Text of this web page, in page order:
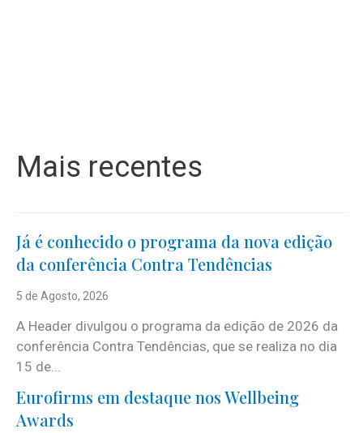
Mais recentes
Já é conhecido o programa da nova edição
da conferência Contra Tendências
5 de Agosto, 2026
A Header divulgou o programa da edição de 2026 da
conferência Contra Tendências, que se realiza no dia
15 de...
Eurofirms em destaque nos Wellbeing
Awards